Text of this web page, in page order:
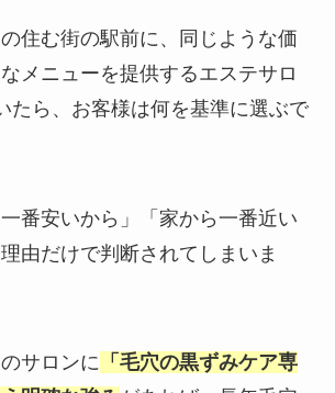
住む街の駅前に、同じような価
メニューを提供するエステサロ
たら、お客様は何を基準に選ぶで
番安いから」「家から一番近い
由だけで判断されてしまいま
サロンに 「毛穴の黒ずみケア専